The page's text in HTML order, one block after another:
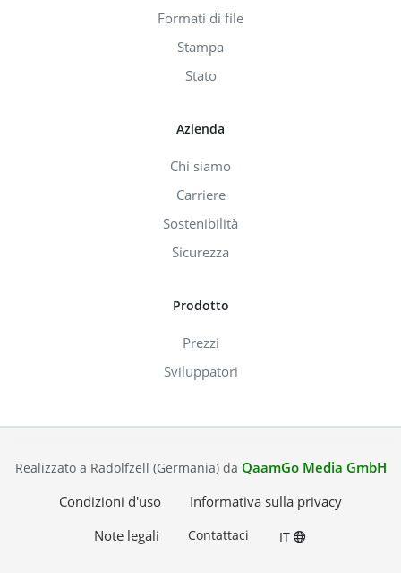
Formati di file
Stampa
Stato
Azienda
Chi siamo
Carriere
Sostenibilità
Sicurezza
Prodotto
Prezzi
Sviluppatori
Realizzato a Radolfzell (Germania) da QaamGo Media GmbH
Condizioni d'uso
Informativa sulla privacy
Note legali
Contattaci IT